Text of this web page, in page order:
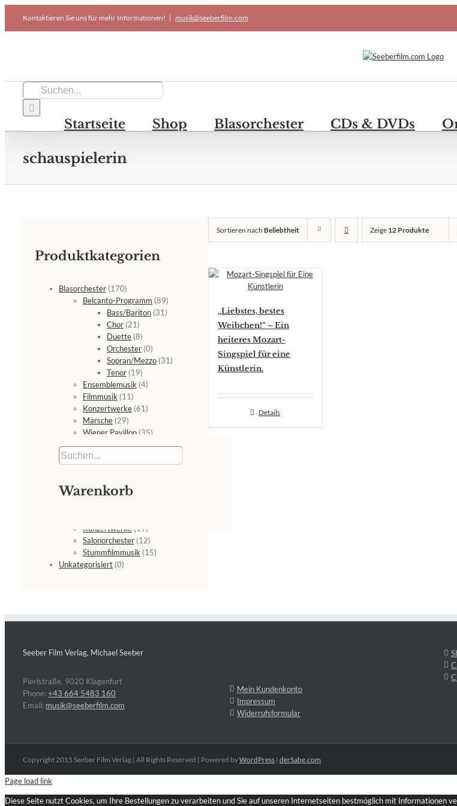
content
Kontaktieren Sie uns für mehr Informationen! | musik@seeberfilm.com
Suche
nach:
Startseite Shop Blasorchester CDs & DVDs
schauspielerin
Sortieren nachBeliebtheit Zeige 12 Produkte
„Liebstes, bestes
Weibchen!“ – Ein
heiteres Mozart-
Singspiel für eine
Künstlerin.
Details
Produktkategorien
Blasorchester (170)
Belcanto-Programm (89)
Bass/Bariton (31)
Chor (21)
Duette (8)
Orchester (0)
Sopran/Mezzo (31)
Tenor (19)
Ensemblemusik (4)
Filmmusik (11)
Konzertwerke (61)
Märsche (29)
Wiener Pavillon (35)
Bühne(1)
CDs - DVDs
Film-Master(7)
Konzertwerke (19)
Salonorchester (12)
Stummfilmmusik (15)
Unkategorisiert (0)
Warenkorb
Seeber Film Verlag, Michael Seeber
Pierlstraße, 9020 Klagenfurt
Phone:+43 664 5483 160
Email: musik@seeberfilm.com
Mein Kundenkonto
Impressum
Widerrufsformular
Copyright 2015 Seeber Film Verlag | All Rights Reserved | Powered byWordPress | derSabe.com
Page load link
Diese Seite nutzt Cookies, um Ihre Bestellungen zu verarbeiten und Sie auf unseren Internetseiten bestmöglich mit Informationen